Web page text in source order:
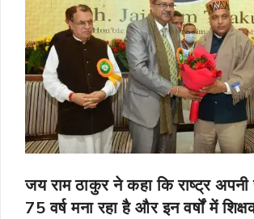
जय राम ठाकुर ने कहा कि राष्ट्र
75 वर्ष मना रहा है और इन वर्षों में